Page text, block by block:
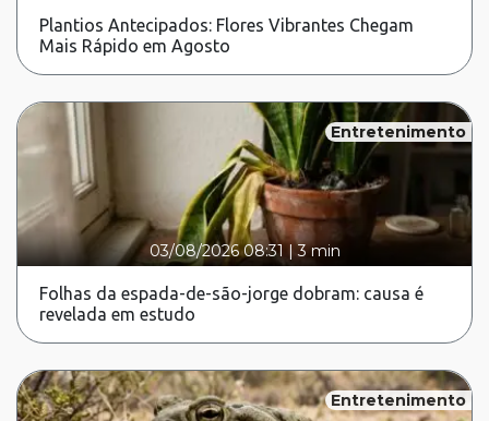
Plantios Antecipados: Flores Vibrantes Chegam
Mais Rápido em Agosto
Entretenimento
03/08/2026 08:31 |3 min
Folhas da espada-de-são-jorge dobram: causa é
revelada em estudo
Entretenimento